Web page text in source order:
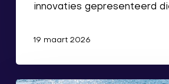
innovaties gepresenteerd
19 maart 2026